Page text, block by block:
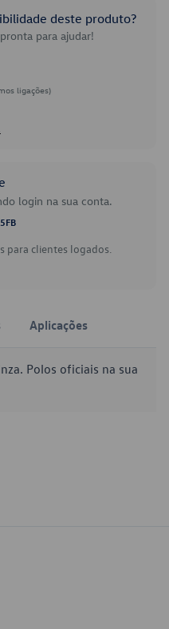
deste produto?
para ajudar!
ligações)
login na sua conta.
para clientes logados.
Aplicações
Polos oficiais na sua